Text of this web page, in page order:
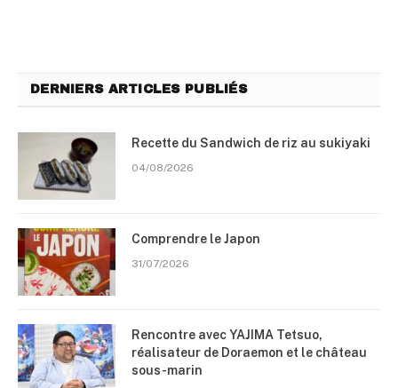
DERNIERS ARTICLES PUBLIÉS
Recette du Sandwich de riz au sukiyaki
04/08/2026
Comprendre le Japon
31/07/2026
Rencontre avec YAJIMA Tetsuo,
réalisateur de Doraemon et le château
sous-marin